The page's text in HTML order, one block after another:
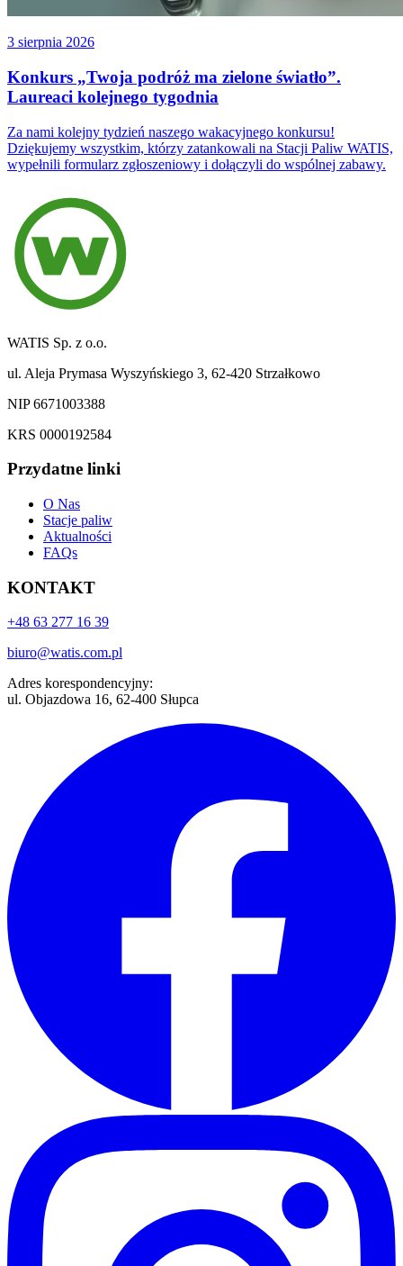
3 sierpnia 2026
Konkurs „Twoja podróż ma zielone światło”.
Laureaci kolejnego tygodnia
Za nami kolejny tydzień naszego wakacyjnego konkursu!
Dziękujemy wszystkim, którzy zatankowali na Stacji Paliw WATIS,
wypełnili formularz zgłoszeniowy i dołączyli do wspólnej zabawy.
WATIS Sp. z o.o.
ul. Aleja Prymasa Wyszyńskiego 3, 62-420 Strzałkowo
NIP 6671003388
KRS 0000192584
Przydatne linki
O Nas
Stacje paliw
Aktualności
FAQs
KONTAKT
+48 63 277 16 39
biuro@watis.com.pl
Adres korespondencyjny:
ul. Objazdowa 16, 62-400 Słupca